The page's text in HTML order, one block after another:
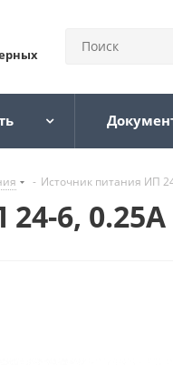
- Источник питания ИП
6, 0.25А